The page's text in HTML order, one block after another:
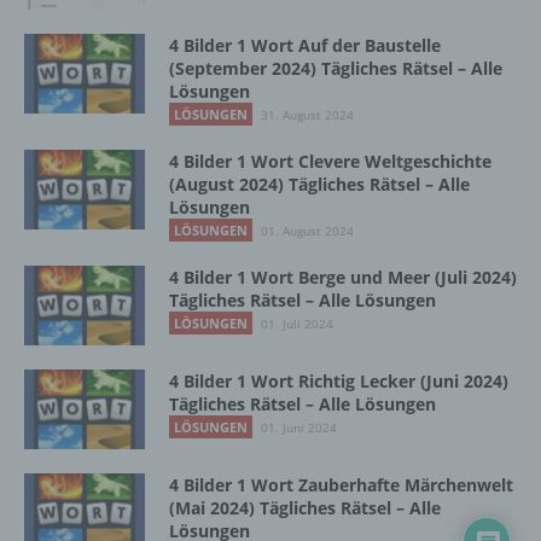
4 Bilder 1 Wort Auf der Baustelle
(September 2024) Tägliches Rätsel – Alle
Lösungen
LÖSUNGEN 31. August 2024
4 Bilder 1 Wort Clevere Weltgeschichte
(August 2024) Tägliches Rätsel – Alle
Lösungen
LÖSUNGEN 01. August 2024
4 Bilder 1 Wort Berge und Meer (Juli 2024)
Tägliches Rätsel – Alle Lösungen
LÖSUNGEN 01. Juli 2024
4 Bilder 1 Wort Richtig Lecker (Juni 2024)
Tägliches Rätsel – Alle Lösungen
LÖSUNGEN 01. Juni 2024
4 Bilder 1 Wort Zauberhafte Märchenwelt
(Mai 2024) Tägliches Rätsel – Alle
Lösungen
Daten wie das Erheben, das Erfassen, die
Organisation, das Ordnen, die Speicherung,
die Anpassung oder Veränderung, das
Auslesen, das Abfragen, die Verwendung,
Verbreitung oder eine andere Form der
Bereitstellung, den Abgleich oder die
Verknüpfung, die Einschränkung, das
Löschen oder die Vernichtung.
d) Einschränkung der Verarbeitung
Einschränkung der Verarbeitung ist die
Markierung gespeicherter
personenbezogener Daten mit dem Ziel, ihre
künftige Verarbeitung einzuschränken.
e) Profiling